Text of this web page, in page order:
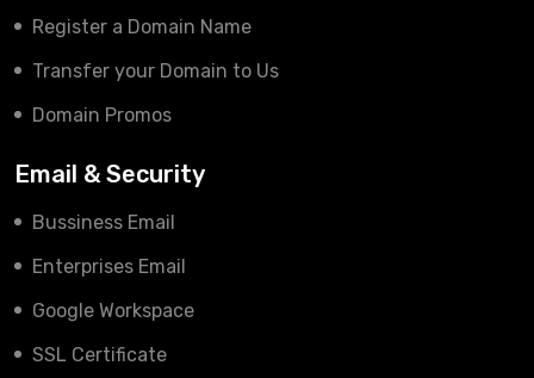
Register a Domain Name
Transfer your Domain to Us
Domain Promos
Email & Security
Bussiness Email
Enterprises Email
Google Workspace
SSL Certificate